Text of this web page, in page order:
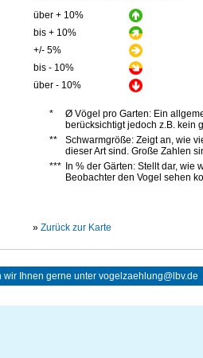
über + 10%
bis + 10%
+/- 5%
bis - 10%
über - 10%
*
Ø Vögel pro Garten: Ein
berücksichtigt jedoch z.B. kein
**
Schwarmgröße: Zeigt an, wie
dieser Art sind. Große Zahlen
*** In % der Gärten: Stellt dar,
Beobachter den Vogel sehen
» Zurück zur Karte
wir Ihnen gerne unter vogelzaehlung@lbv.de